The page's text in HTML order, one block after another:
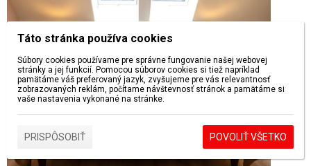
Táto stránka používa cookies
Súbory cookies používame pre správne fungovanie našej webovej
stránky a jej funkcií. Pomocou súborov cookies si tiež napríklad
pamätáme váš preferovaný jazyk, zvyšujeme pre vás relevantnosť
zobrazovaných reklám, počítame návštevnosť stránok a pamätáme si
vaše nastavenia vykonané na stránke.
PRISPÔSOBIŤ POVOLIŤ VŠETKO